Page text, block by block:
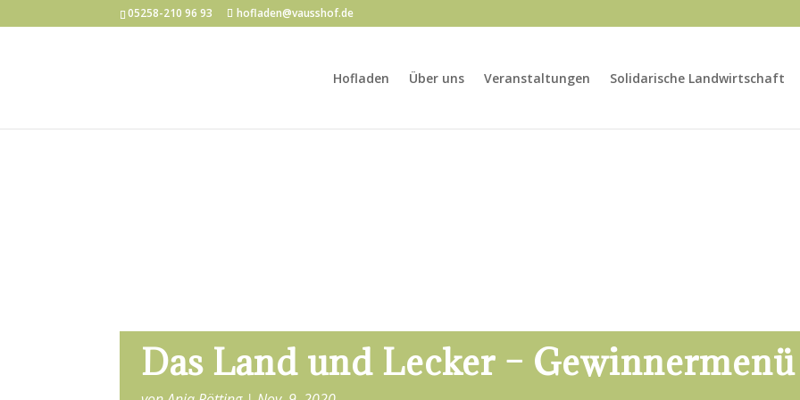
05258-210 96 93 hofladen@vausshof.de
Hofladen Über uns Veranstaltungen Solidarische Landwirtschaft
Das Land und Lecker – Gewinnermenü